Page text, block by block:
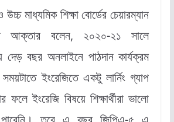
মাধ্যমিক শিক্ষা বোর্ডের চেয়ারম্যান
আক্তার বলেন, ২০২০-২১ সালে
দেড় বছর অনলাইনে পাঠদান কার্যক্রম
ইংরেজিতে একটু লার্নিং গ্যাপ
ফলে ইংরেজি বিষয়ে শিক্ষার্থীরা ভালো